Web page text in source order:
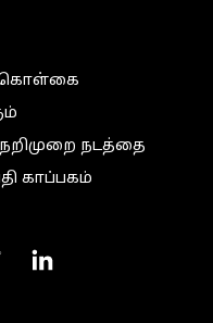
கொள்கை
நடத்தை
காப்பகம்